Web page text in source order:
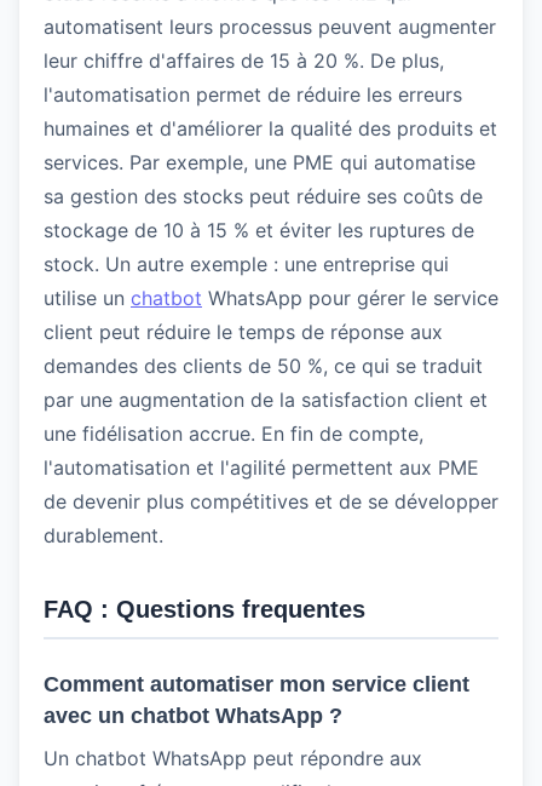
automatisent leurs processus peuvent augmenter
leur chiffre d'affaires de 15 à 20 %. De plus,
l'automatisation permet de réduire les erreurs
humaines et d'améliorer la qualité des produits et
services. Par exemple, une PME qui automatise
sa gestion des stocks peut réduire ses coûts de
stockage de 10 à 15 % et éviter les ruptures de
stock. Un autre exemple : une entreprise qui
utilise un chatbot WhatsApp pour gérer le service
client peut réduire le temps de réponse aux
demandes des clients de 50 %, ce qui se traduit
par une augmentation de la satisfaction client et
une fidélisation accrue. En fin de compte,
l'automatisation et l'agilité permettent aux PME
de devenir plus compétitives et de se développer
durablement.
FAQ : Questions frequentes
Comment automatiser mon service client
avec un chatbot WhatsApp ?
Un chatbot WhatsApp peut répondre aux